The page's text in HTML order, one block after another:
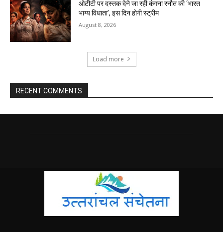
ओटीटी पर दस्तक देने जा रही कंगना रनौत की ‘भारत
भाग्य विधाता’, इस दिन होगी स्ट्रीम
August 8, 2026
Load more
RECENT COMMENTS